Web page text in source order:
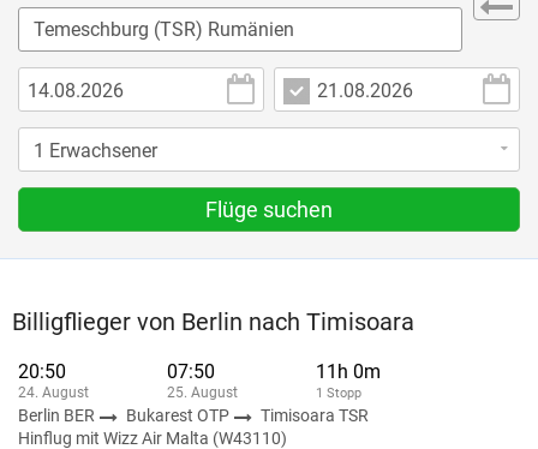
Flüge suchen
Billigflieger von Berlin nach Timisoara
20:50
24. August
07:50
25. August
11h 0m
1 Stopp
Berlin BER Bukarest OTP
Timisoara TSR
Hinflug mit Wizz Air Malta (W43110)